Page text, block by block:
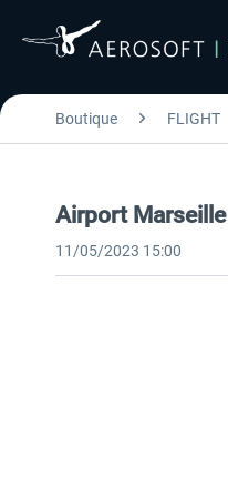
Boutique FLIGHT
Airport Marseille
11/05/2023 15:00